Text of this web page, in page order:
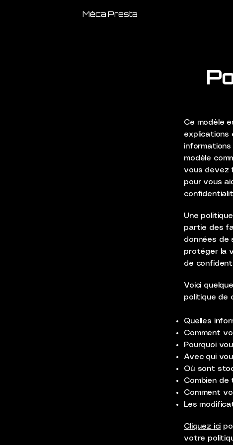
Méca Presta
Ce modèle
explications
modèle
vous devez
pour vous
Une
partie des
données de
protéger la
de
Voici
politique de
Quelles
Comment
Pourquoi
Avec qui
Où sont
Combien de
Comment
Les
Cliquez ici
votre